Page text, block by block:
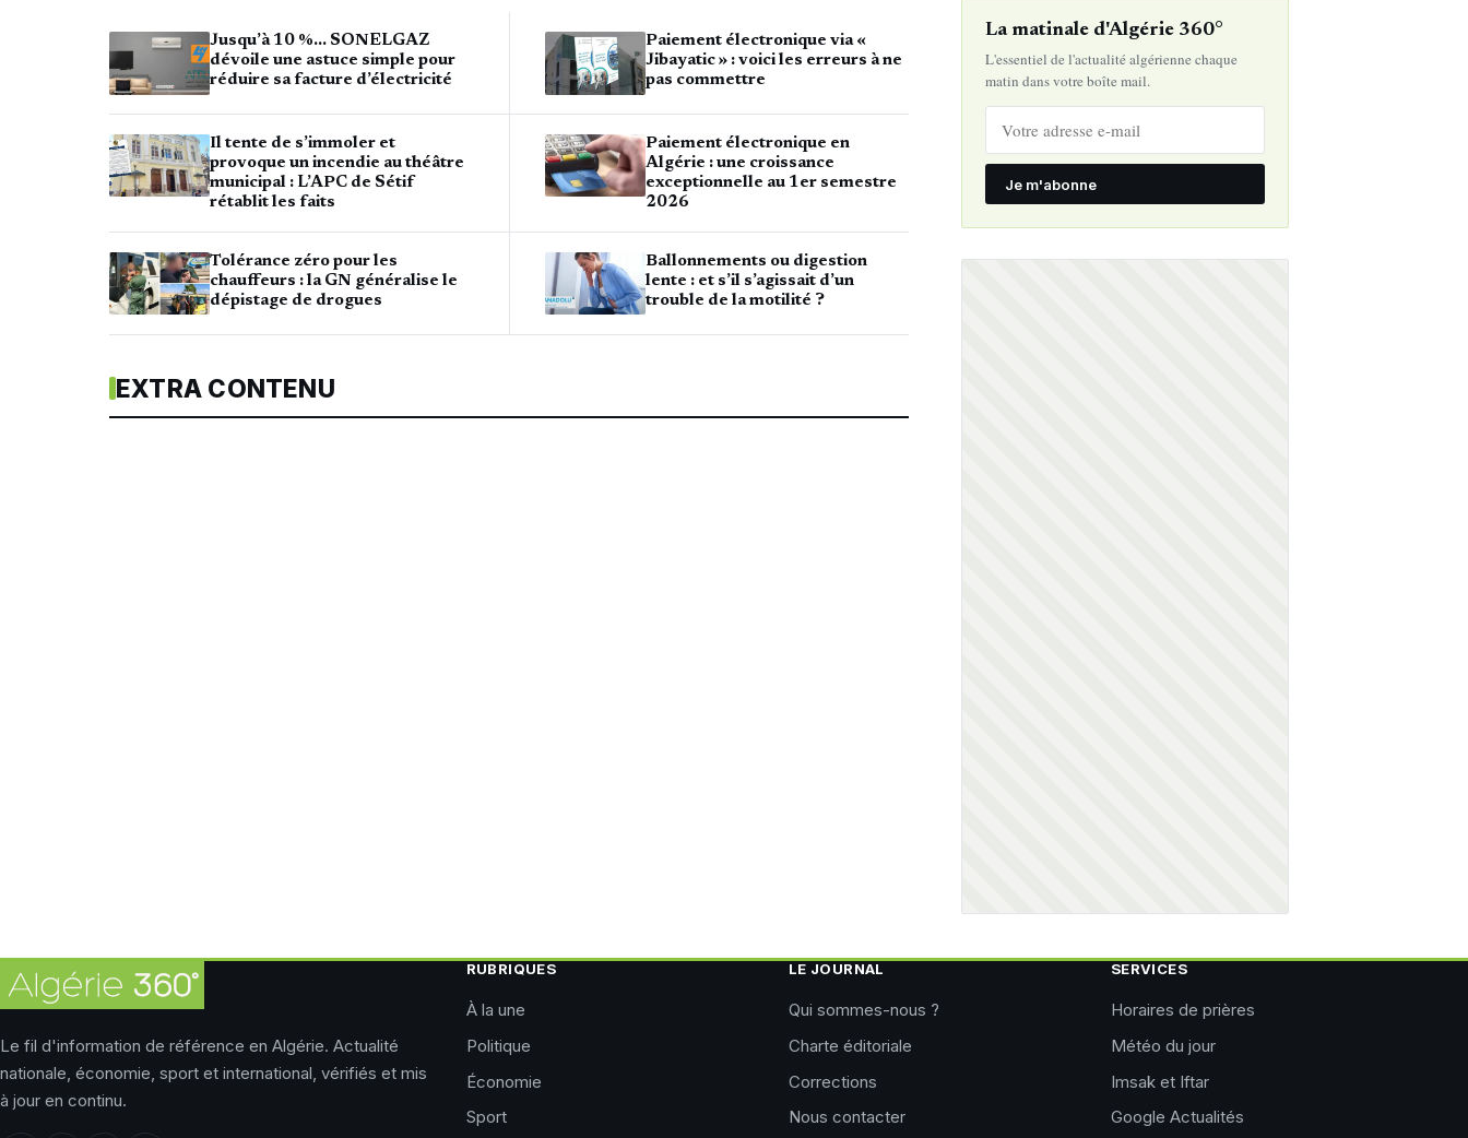
Jusqu’à 10 %… SONELGAZ
dévoile une astuce simple pour
réduire sa facture d’électricité
Il tente de s’immoler et
provoque un incendie au théâtre
municipal : L’APC de Sétif
rétablit les faits
Tolérance zéro pour les
chauffeurs : la GN généralise le
dépistage de drogues
Paiement électronique via «
Jibayatic » : voici les erreurs à ne
pas commettre
Paiement électronique en
Algérie : une croissance
exceptionnelle au 1er semestre
2026
Ballonnements ou digestion
lente : et s’il s’agissait d’un
trouble de la motilité ?
EXTRA CONTENU
La matinale d'Algérie 360°
L'essentiel de l'actualité algérienne chaque
matin dans votre boîte mail.
Je m'abonne
Le fil d'information de référence en Algérie. Actualité
nationale, économie, sport et international, vérifiés et mis
à jour en continu.
RUBRIQUES
À la une
Politique
Économie
Sport
LE JOURNAL
Qui sommes-nous ?
Charte éditoriale
Corrections
Nous contacter
SERVICES
Horaires de prières
Météo du jour
Imsak et Iftar
Google Actualités